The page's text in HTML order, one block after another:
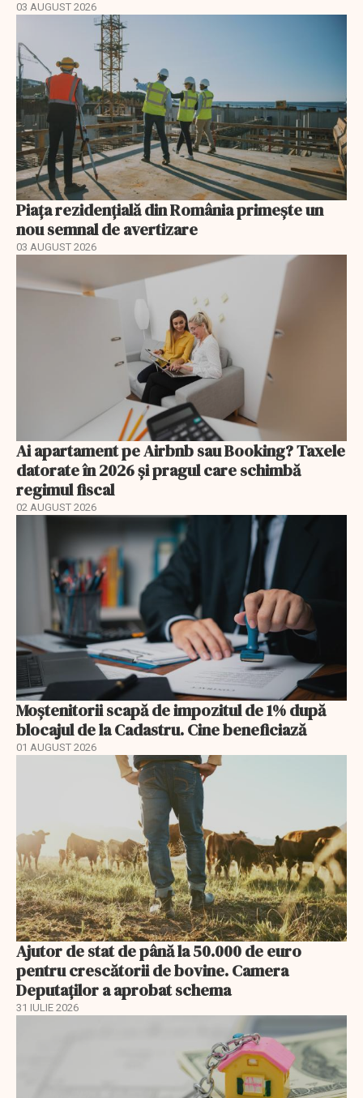
03 AUGUST 2026
Piața rezidențială din România primește un
nou semnal de avertizare
03 AUGUST 2026
Ai apartament pe Airbnb sau Booking? Taxele
datorate în 2026 și pragul care schimbă
regimul fiscal
02 AUGUST 2026
Moștenitorii scapă de impozitul de 1% după
blocajul de la Cadastru. Cine beneficiază
01 AUGUST 2026
Ajutor de stat de până la 50.000 de euro
pentru crescătorii de bovine. Camera
Deputaților a aprobat schema
31 IULIE 2026